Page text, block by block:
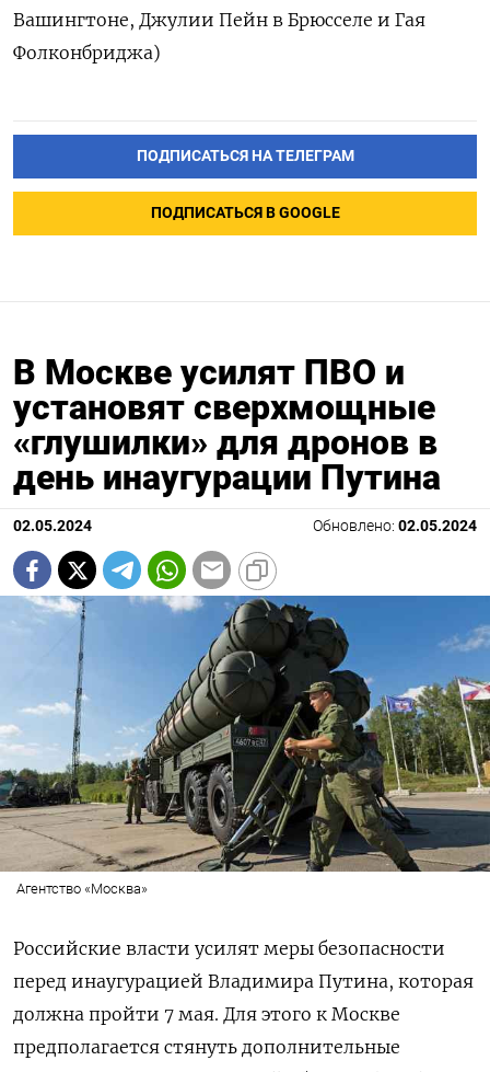
Вашингтоне, Джулии Пейн в Брюсселе и Гая
Фолконбриджа)
ПОДПИСАТЬСЯ НА ТЕЛЕГРАМ
ПОДПИСАТЬСЯ В GOOGLE
В Москве усилят ПВО и
установят сверхмощные
«глушилки» для дронов в
день инаугурации Путина
02.05.2024 Обновлено: 02.05.2024
Агентство «Москва»
Российские власти усилят меры безопасности
перед инаугурацией Владимира Путина, которая
должна пройти 7 мая. Для этого к Москве
предполагается стянуть дополнительные